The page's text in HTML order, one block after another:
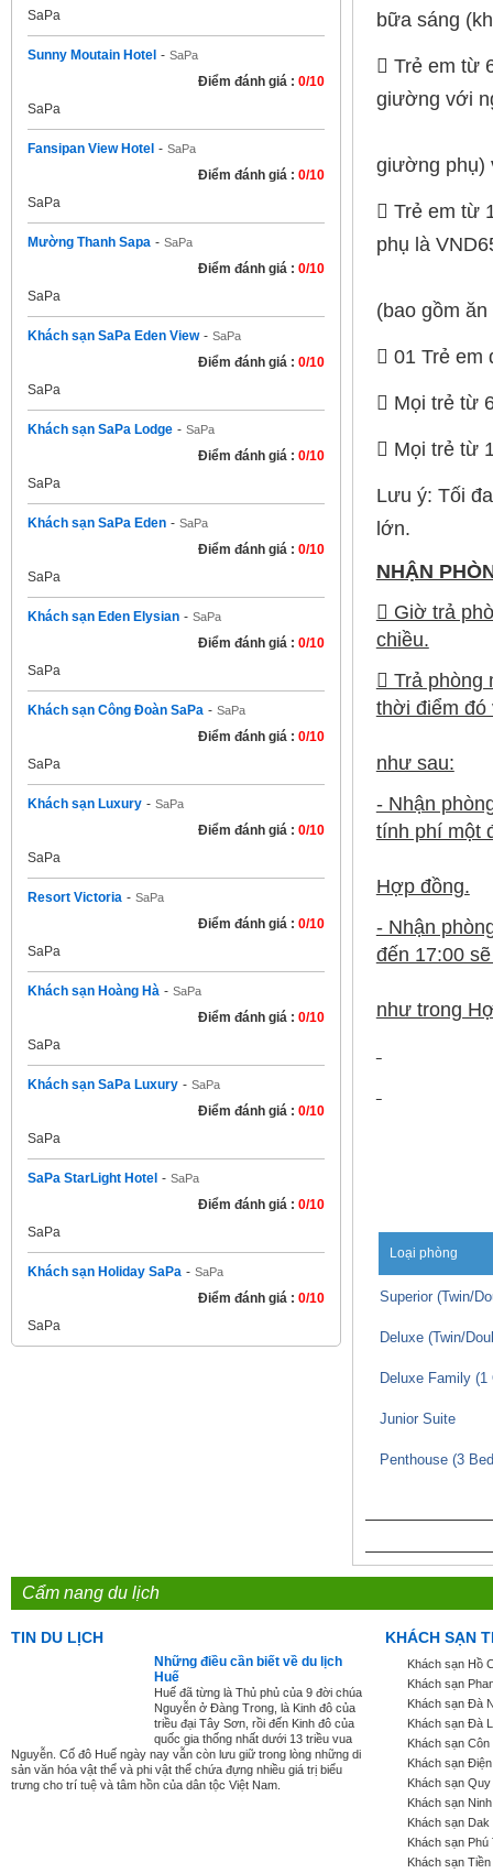
SaPa
Sunny Moutain Hotel - SaPa
Điểm đánh giá : 0/10
SaPa
Fansipan View Hotel - SaPa
Điểm đánh giá : 0/10
SaPa
Mường Thanh Sapa - SaPa
Điểm đánh giá : 0/10
SaPa
Khách sạn SaPa Eden View - SaPa
Điểm đánh giá : 0/10
SaPa
Khách sạn SaPa Lodge - SaPa
Điểm đánh giá : 0/10
SaPa
Khách sạn SaPa Eden - SaPa
Điểm đánh giá : 0/10
SaPa
Khách sạn Eden Elysian - SaPa
Điểm đánh giá : 0/10
SaPa
Khách sạn Công Đoàn SaPa - SaPa
Điểm đánh giá : 0/10
SaPa
Khách sạn Luxury - SaPa
Điểm đánh giá : 0/10
SaPa
Resort Victoria - SaPa
Điểm đánh giá : 0/10
SaPa
Khách sạn Hoàng Hà - SaPa
Điểm đánh giá : 0/10
SaPa
Khách sạn SaPa Luxury - SaPa
Điểm đánh giá : 0/10
SaPa
SaPa StarLight Hotel - SaPa
Điểm đánh giá : 0/10
SaPa
Khách sạn Holiday SaPa - SaPa
Điểm đánh giá : 0/10
SaPa
bữa sáng
 Trẻ em từ
giường với
giường phụ)
 Trẻ em từ
phụ là
(bao gồm ăn
 01 Trẻ em
 Mọi trẻ từ
 Mọi trẻ từ
Lưu ý: Tối
lớn.
NHẬN
 Giờ trả
chiều.
 Trả phòng
thời điểm
như sau:
- Nhận
tính phí một
Hợp đồng.
- Nhận
đến 17:00
như trong
Loại phòng
Superior (Twin/
Deluxe (Twin/
Deluxe Family
Junior Suite
Penthouse (3
Cẩm nang du lịch
TIN DU LỊCH
Những điều cần biết về du lịch
Huế
Huế đã từng là Thủ phủ của 9 đời chúa
Nguyễn ở Đàng Trong, là Kinh đô của
triều đại Tây Sơn, rồi đến Kinh đô của
quốc gia thống nhất dưới 13 triều vua
Nguyễn. Cố đô Huế ngày nay vẫn còn lưu giữ trong lòng những di
sản văn hóa vật thể và phi vật thể chứa đựng nhiều giá trị biểu
trưng cho trí tuệ và tâm hồn của dân tộc Việt Nam.
KHÁCH SẠN
Khách sạn Hồ
Khách sạn
Khách sạn Đà
Khách sạn Đà
Khách sạn
Khách sạn
Khách sạn
Khách sạn
Khách sạn Dak
Khách sạn Phú
Khách sạn